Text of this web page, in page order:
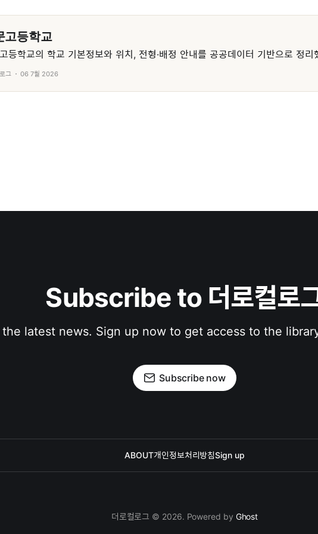
고등학교
등학교의 학교 기본정보와 위치, 전형·배정 안내를 공공데이터 기반으로 정리
그 06 7월 2026
Subscribe to 더로컬로
latest news. Sign up now to get access to the
Subscribe now
ABOUT개인정보처리방침Sign up
더로컬로그 © 2026. Powered by Ghost